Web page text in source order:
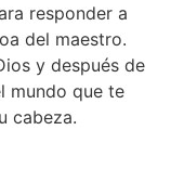
responder a
del maestro.
y después de
mundo que te
cabeza.